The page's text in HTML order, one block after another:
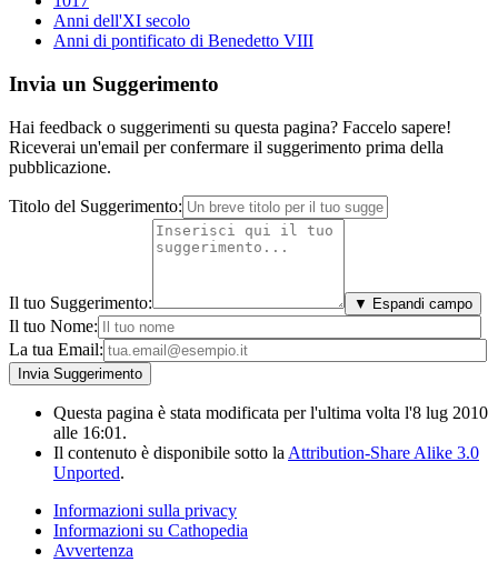
Anni dell'XI secolo
Anni di pontificato di Benedetto VIII
Invia un Suggerimento
Hai feedback o suggerimenti su questa pagina? Faccelo sapere!
Riceverai un'email per confermare il suggerimento prima della
pubblicazione.
Titolo del Suggerimento:
Il tuo Suggerimento: ▼ Espandi campo
Il tuo Nome:
La tua Email:
Questa pagina è stata modificata per l'ultima volta l'8 lug 2010
alle 16:01.
Il contenuto è disponibile sotto la Attribution-Share Alike 3.0
Unported.
Informazioni sulla privacy
Informazioni su Cathopedia
Avvertenza